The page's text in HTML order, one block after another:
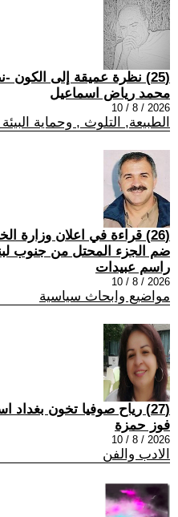
(25) نظرة عميقة إلى الكون -نظرة فلسفية علمية-
محمد رياض اسماعيل
2026 / 8 / 10
الطبيعة, التلوث , وحماية
(26) قراءة في اعلان وزارة
ضم الجزء المحتل من جنوب
راسم عبيدات
2026 / 8 / 10
مواضيع وابحاث سياسية
(27) رياح صوفيا تخون بغداد اسماعيل ابراهيم عبد
فوز حمزة
2026 / 8 / 10
الادب والفن